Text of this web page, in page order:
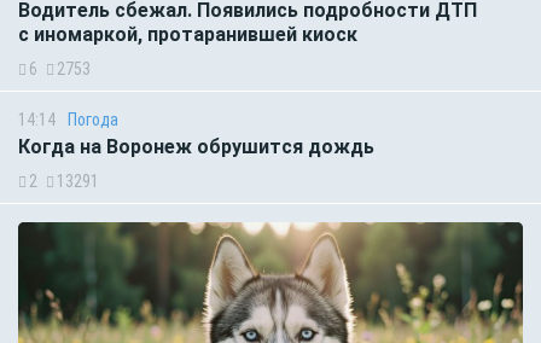
Водитель сбежал. Появились подробности ДТП
с иномаркой, протаранившей киоск
6 2753
14:14 Погода
Когда на Воронеж обрушится дождь
2 13291